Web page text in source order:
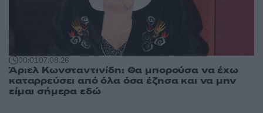
00:0107.08.26
Άριελ Κωνσταντινίδη: Θα μπορούσα να έχω
καταρρεύσει από όλα όσα έζησα και να μην
είμαι σήμερα εδώ